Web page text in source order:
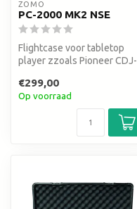
ZOMO
PC-2000 MK2 NSE
Flightcase voor tabletop
player zzoals Pioneer CDJ-
€299,00
Op voorraad